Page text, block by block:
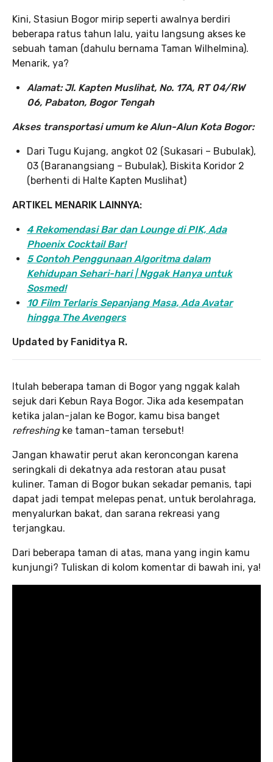
Kini, Stasiun Bogor mirip seperti awalnya berdiri
beberapa ratus tahun lalu, yaitu langsung akses ke
sebuah taman (dahulu bernama Taman Wilhelmina).
Menarik, ya?
Alamat: Jl. Kapten Muslihat, No. 17A, RT 04/RW
06, Pabaton, Bogor Tengah
Akses transportasi umum ke Alun-Alun Kota Bogor:
Dari Tugu Kujang, angkot 02 (Sukasari – Bubulak),
03 (Baranangsiang – Bubulak), Biskita Koridor 2
(berhenti di Halte Kapten Muslihat)
ARTIKEL MENARIK LAINNYA:
4 Rekomendasi Bar dan Lounge di PIK, Ada
Phoenix Cocktail Bar!
5 Contoh Penggunaan Algoritma dalam
Kehidupan Sehari-hari | Nggak Hanya untuk
Sosmed!
10 Film Terlaris Sepanjang Masa, Ada Avatar
hingga The Avengers
Updated by Faniditya R.
Itulah beberapa taman di Bogor yang nggak kalah
sejuk dari Kebun Raya Bogor. Jika ada kesempatan
ketika jalan-jalan ke Bogor, kamu bisa banget
refreshing ke taman-taman tersebut!
Jangan khawatir perut akan keroncongan karena
seringkali di dekatnya ada restoran atau pusat
kuliner. Taman di Bogor bukan sekadar pemanis, tapi
dapat jadi tempat melepas penat, untuk berolahraga,
menyalurkan bakat, dan sarana rekreasi yang
terjangkau.
Dari beberapa taman di atas, mana yang ingin kamu
kunjungi? Tuliskan di kolom komentar di bawah ini, ya!